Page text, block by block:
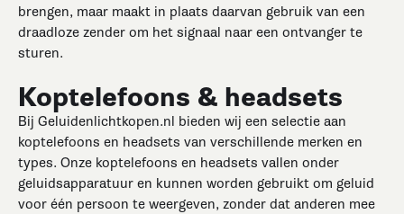
brengen, maar maakt in plaats daarvan gebruik van een
draadloze zender om het signaal naar een ontvanger te
sturen.
Koptelefoons & headsets
Bij Geluidenlichtkopen.nl bieden wij een selectie aan
koptelefoons en headsets van verschillende merken en
types. Onze koptelefoons en headsets vallen onder
geluidsapparatuur en kunnen worden gebruikt om geluid
voor één persoon te weergeven, zonder dat anderen mee